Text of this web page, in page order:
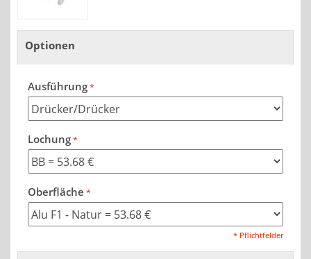
Optionen
Ausführung
Lochung
Oberfläche
* Pflichtfelder